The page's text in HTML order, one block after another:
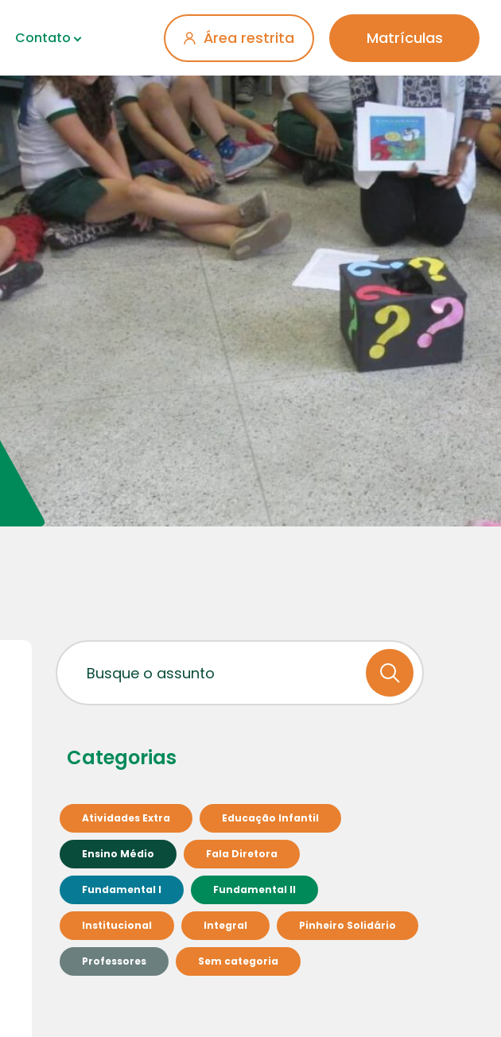
Contato Área restrita Matrículas
Categorias
Atividades Extra Educação Infantil
Ensino Médio Fala Diretora
Fundamental I Fundamental II
Institucional Integral Pinheiro Solidário
Professores Sem categoria